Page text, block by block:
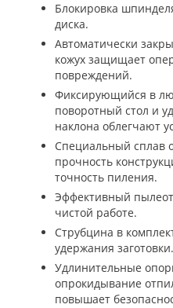
Блокировка
диска.
Автоматически
кожух защищает
повреждений.
Фиксирующийся в
поворотный стол и
наклона облегчают
Специальный сплав
прочность
точность пиления.
Эффективный
чистой работе.
Струбцина в
удержания заготовки.
Удлинительные
опрокидывание
повышает